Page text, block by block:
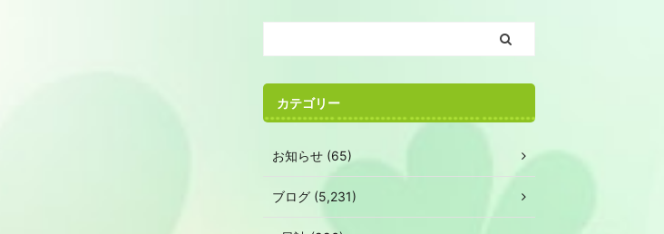
カテゴリー
お知らせ (65)
ブログ (5,231)